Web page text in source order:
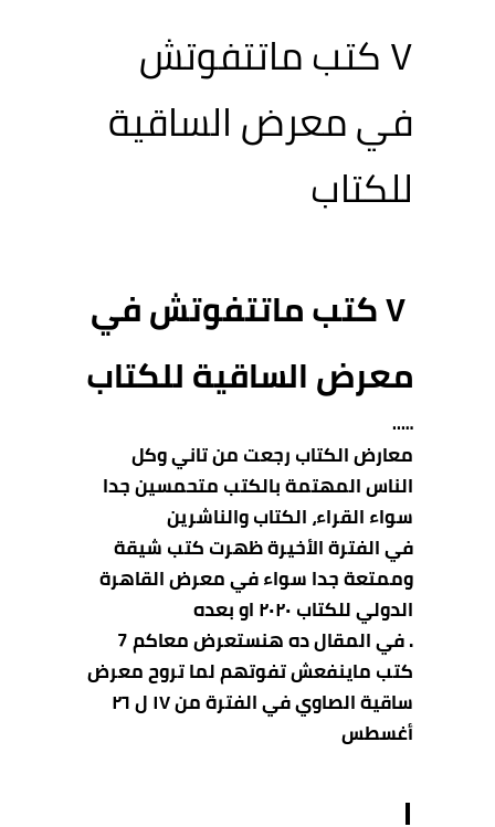
٧ كتب ماتتفوتش
في معرض الساقية
للكتاب
في
معرض الساقية للكتاب
…..
معارض الكتاب رجعت من تاني وكل
الناس المهتمة بالكتب متحمسين جدا
سواء القراء، الكتاب والناشرين
في الفترة الأخيرة ظهرت كتب شيقة
وممتعة جدا سواء في معرض القاهرة
الدولي للكتاب ٢٠٢٠ او بعده
.
في المقال ده هنستعرض معاكم 7
كتب ماينفعش تفوتهم لما تروح معرض
ساقية الصاوي في الفترة من ١٧ ل ٢٦
أغسطس
١